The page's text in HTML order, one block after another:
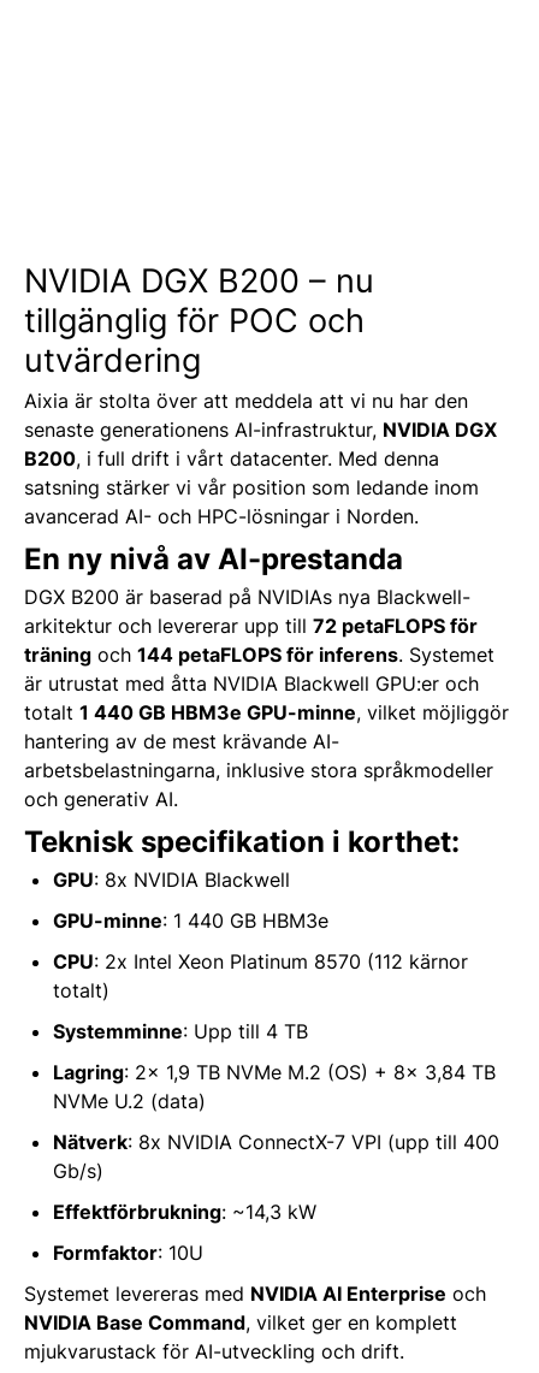
NVIDIA DGX B200 – nu
tillgänglig för POC och
utvärdering
Aixia är stolta över att meddela att vi nu har den
senaste generationens AI-infrastruktur, NVIDIA DGX
B200, i full drift i vårt datacenter. Med denna
satsning stärker vi vår position som ledande inom
avancerad AI- och HPC-lösningar i Norden.
En ny nivå av AI-prestanda
DGX B200 är baserad på NVIDIAs nya Blackwell-
arkitektur och levererar upp till 72 petaFLOPS för
träning och 144 petaFLOPS för inferens. Systemet
är utrustat med åtta NVIDIA Blackwell GPU:er och
totalt 1 440 GB HBM3e GPU-minne, vilket möjliggör
hantering av de mest krävande AI-
arbetsbelastningarna, inklusive stora språkmodeller
och generativ AI.
Teknisk specifikation i korthet:
GPU: 8x NVIDIA Blackwell
GPU-minne: 1 440 GB HBM3e
CPU: 2x Intel Xeon Platinum 8570 (112 kärnor
totalt)
Systemminne: Upp till 4 TB
Lagring: 2x 1,9 TB NVMe M.2 (OS) + 8x 3,84 TB
NVMe U.2 (data)
Nätverk: 8x NVIDIA ConnectX-7 VPI (upp till 400
Gb/s)
Effektförbrukning: ~14,3 kW
Formfaktor: 10U
Systemet levereras med NVIDIA AI Enterprise och
NVIDIA Base Command, vilket ger en komplett
mjukvarustack för AI-utveckling och drift.